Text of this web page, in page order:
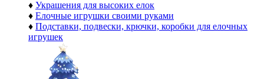
♦ Украшения для высоких елок
♦ Елочные игрушки своими руками
♦ Подставки, подвески, крючки, коробки для елочных
игрушек